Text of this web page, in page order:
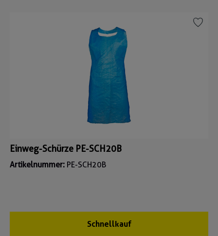
Einweg-Schürze PE-SCH20B
Artikelnummer: PE-SCH20B
Schnellkauf